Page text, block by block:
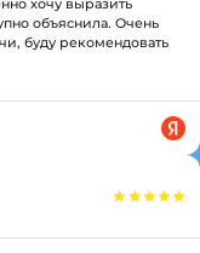
хочу выразить
объяснила. Очень
буду рекомендовать